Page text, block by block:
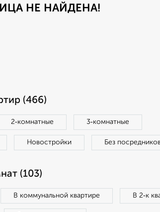
НЕ НАЙДЕНА!
(466)
2‑комнатные 3‑комнатные
Новостройки Без
(103)
В коммунальной квартире В 2‑к